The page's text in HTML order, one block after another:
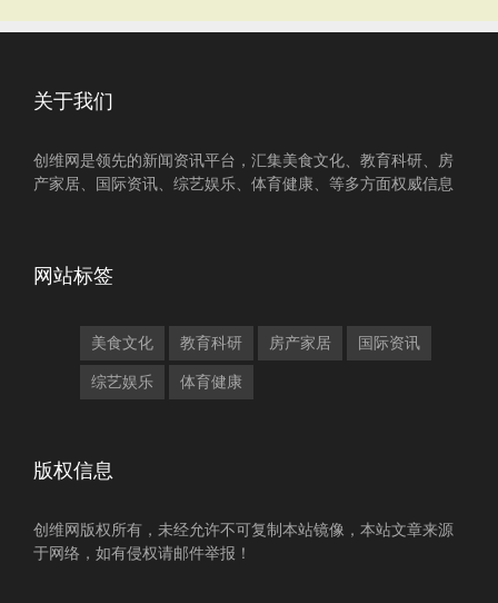
关于我们
创维网是领先的新闻资讯平台，汇集美食文化、教育科研、房
产家居、国际资讯、综艺娱乐、体育健康、等多方面权威信息
网站标签
美食文化 教育科研 房产家居 国际资讯
综艺娱乐 体育健康
版权信息
创维网版权所有，未经允许不可复制本站镜像，本站文章来源
于网络，如有侵权请邮件举报！